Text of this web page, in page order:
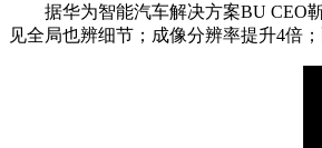
据华为智能汽车解决方案BU CEO
见全局也辨细节；成像分辨率提升4倍